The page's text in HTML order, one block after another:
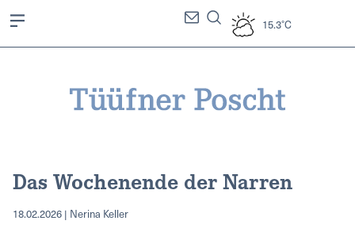
15.3°C
Das Wochenende der Narren
18.02.2026 | Nerina Keller